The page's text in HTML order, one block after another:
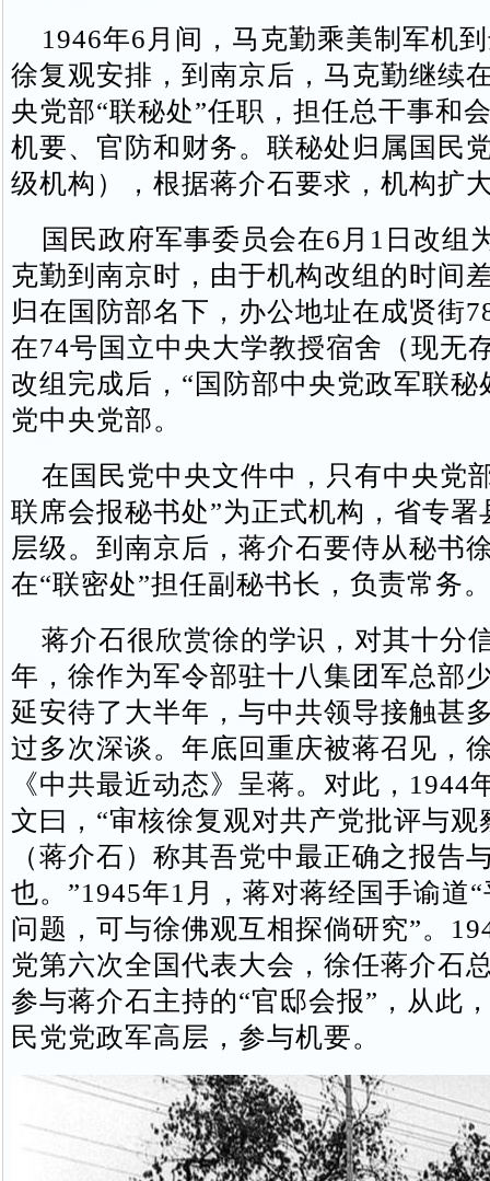
1946年6月间，马克勤乘美制军机
徐复观安排，到南京后，马克勤继续
央党部“联秘处”任职，担任总干事和
机要、官防和财务。联秘处归属国民
级机构），根据蒋介石要求，机构扩
国民政府军事委员会在6月1日改组
克勤到南京时，由于机构改组的时间
归在国防部名下，办公地址在成贤街
在74号国立中央大学教授宿舍（现无
改组完成后，“国防部中央党政军联秘
党中央党部。
在国民党中央文件中，只有中央党
联席会报秘书处”为正式机构，省专署
层级。到南京后，蒋介石要侍从秘书
在“联密处”担任副秘书长，负责常务
蒋介石很欣赏徐的学识，对其十分
年，徐作为军令部驻十八集团军总部
延安待了大半年，与中共领导接触甚
过多次深谈。年底回重庆被蒋召见，
《中共最近动态》呈蒋。对此，1944
文曰，“审核徐复观对共产党批评与观
（蒋介石）称其吾党中最正确之报告
也。”1945年1月，蒋对蒋经国手谕道
问题，可与徐佛观互相探倘研究”。
党第六次全国代表大会，徐任蒋介石
参与蒋介石主持的“官邸会报”，从此
民党党政军高层，参与机要。